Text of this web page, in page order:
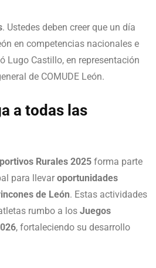
. Ustedes deben creer que un día
en competencias nacionales e
Lugo Castillo, en representación
de COMUDE León.
a todas las
Rurales 2025 forma parte
para llevar oportunidades
de León. Estas actividades
rumbo a los Juegos
, fortaleciendo su desarrollo